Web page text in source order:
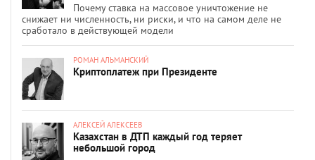
Почему ставка на массовое уничтожение не
снижает ни численность, ни риски, и что на самом деле не
сработало в действующей модели
РОМАН АЛЬМАНСКИЙ
Криптоплатеж при Президенте
АЛЕКСЕЙ АЛЕКСЕЕВ
Казахстан в ДТП каждый год теряет
небольшой город